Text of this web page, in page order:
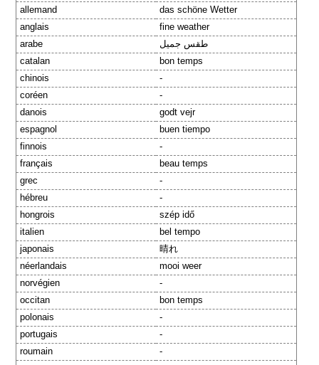
allemand
das schöne Wetter
anglais
fine weather
arabe
طقس جميل
catalan
bon temps
chinois
-
coréen
-
danois
godt vejr
espagnol
buen tiempo
finnois
-
français
beau temps
grec
-
hébreu
-
hongrois
szép idő
italien
bel tempo
japonais
晴れ
néerlandais
mooi weer
norvégien
-
occitan
bon temps
polonais
-
portugais
-
roumain
-